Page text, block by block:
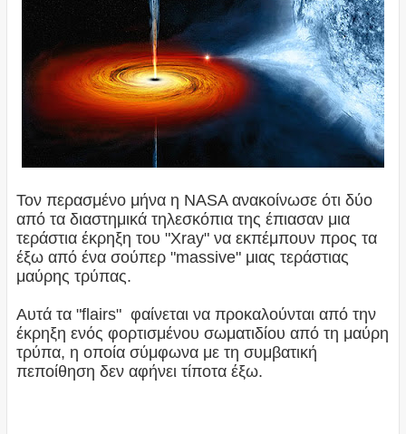
Τον περασμένο μήνα η NASA ανακοίνωσε ότι δύο
από τα διαστημικά τηλεσκόπια της έπιασαν μια
τεράστια έκρηξη του "Xray" να εκπέμπουν προς τα
έξω από ένα σούπερ "massive" μιας τεράστιας
μαύρης τρύπας.
Αυτά τα "flairs" φαίνεται να προκαλούνται από την
έκρηξη ενός φορτισμένου σωματιδίου από τη μαύρη
τρύπα, η οποία σύμφωνα με τη συμβατική
πεποίθηση δεν αφήνει τίποτα έξω.